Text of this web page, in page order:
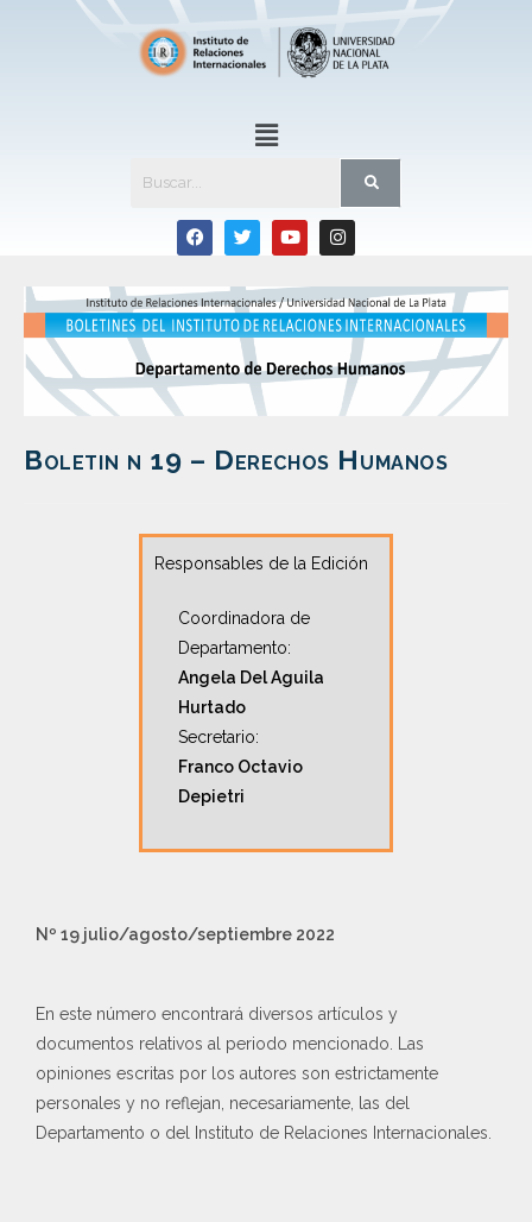
Boletin n 19 – Derechos Humanos
Responsables de la Edición
Coordinadora de
Departamento:
Angela Del Aguila
Hurtado
Secretario:
Franco Octavio
Depietri
Nº 19 julio/agosto/septiembre 2022
En este número encontrará diversos artículos y
documentos relativos al periodo mencionado. Las
opiniones escritas por los autores son estrictamente
personales y no reflejan, necesariamente, las del
Departamento o del Instituto de Relaciones Internacionales.